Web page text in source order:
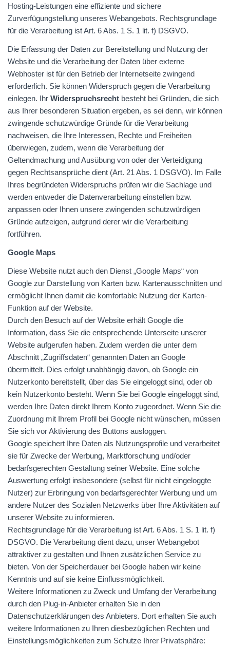
Hosting-Leistungen eine effiziente und sichere
Zurverfügungstellung unseres Webangebots. Rechtsgrundlage
für die Verarbeitung ist Art. 6 Abs. 1 S. 1 lit. f) DSGVO.
Die Erfassung der Daten zur Bereitstellung und Nutzung der
Website und die Verarbeitung der Daten über externe
Webhoster ist für den Betrieb der Internetseite zwingend
erforderlich. Sie können Widerspruch gegen die Verarbeitung
einlegen. Ihr Widerspruchsrecht besteht bei Gründen, die sich
aus Ihrer besonderen Situation ergeben, es sei denn, wir können
zwingende schutzwürdige Gründe für die Verarbeitung
nachweisen, die Ihre Interessen, Rechte und Freiheiten
überwiegen, zudem, wenn die Verarbeitung der
Geltendmachung und Ausübung von oder der Verteidigung
gegen Rechtsansprüche dient (Art. 21 Abs. 1 DSGVO). Im Falle
Ihres begründeten Widerspruchs prüfen wir die Sachlage und
werden entweder die Datenverarbeitung einstellen bzw.
anpassen oder Ihnen unsere zwingenden schutzwürdigen
Gründe aufzeigen, aufgrund derer wir die Verarbeitung
fortführen.
Google Maps
Diese Website nutzt auch den Dienst „Google Maps“ von
Google zur Darstellung von Karten bzw. Kartenausschnitten und
ermöglicht Ihnen damit die komfortable Nutzung der Karten-
Funktion auf der Website.
Durch den Besuch auf der Website erhält Google die
Information, dass Sie die entsprechende Unterseite unserer
Website aufgerufen haben. Zudem werden die unter dem
Abschnitt „Zugriffsdaten“ genannten Daten an Google
übermittelt. Dies erfolgt unabhängig davon, ob Google ein
Nutzerkonto bereitstellt, über das Sie eingeloggt sind, oder ob
kein Nutzerkonto besteht. Wenn Sie bei Google eingeloggt sind,
werden Ihre Daten direkt Ihrem Konto zugeordnet. Wenn Sie die
Zuordnung mit Ihrem Profil bei Google nicht wünschen, müssen
Sie sich vor Aktivierung des Buttons ausloggen.
Google speichert Ihre Daten als Nutzungsprofile und verarbeitet
sie für Zwecke der Werbung, Marktforschung und/oder
bedarfsgerechten Gestaltung seiner Website. Eine solche
Auswertung erfolgt insbesondere (selbst für nicht eingeloggte
Nutzer) zur Erbringung von bedarfsgerechter Werbung und um
andere Nutzer des Sozialen Netzwerks über Ihre Aktivitäten auf
unserer Website zu informieren.
Rechtsgrundlage für die Verarbeitung ist Art. 6 Abs. 1 S. 1 lit. f)
DSGVO. Die Verarbeitung dient dazu, unser Webangebot
attraktiver zu gestalten und Ihnen zusätzlichen Service zu
bieten. Von der Speicherdauer bei Google haben wir keine
Kenntnis und auf sie keine Einflussmöglichkeit.
Weitere Informationen zu Zweck und Umfang der Verarbeitung
durch den Plug-in-Anbieter erhalten Sie in den
Datenschutzerklärungen des Anbieters. Dort erhalten Sie auch
weitere Informationen zu Ihren diesbezüglichen Rechten und
Einstellungsmöglichkeiten zum Schutze Ihrer Privatsphäre: